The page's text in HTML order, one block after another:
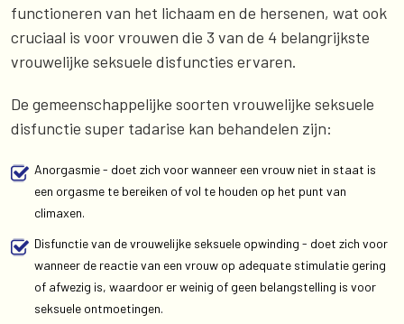
functioneren van het lichaam en de hersenen, wat ook
cruciaal is voor vrouwen die 3 van de 4 belangrijkste
vrouwelijke seksuele disfuncties ervaren.
De gemeenschappelijke soorten vrouwelijke seksuele
disfunctie super tadarise kan behandelen zijn:
Anorgasmie - doet zich voor wanneer een vrouw niet in staat is
een orgasme te bereiken of vol te houden op het punt van
climaxen.
Disfunctie van de vrouwelijke seksuele opwinding - doet zich voor
wanneer de reactie van een vrouw op adequate stimulatie gering
of afwezig is, waardoor er weinig of geen belangstelling is voor
seksuele ontmoetingen.